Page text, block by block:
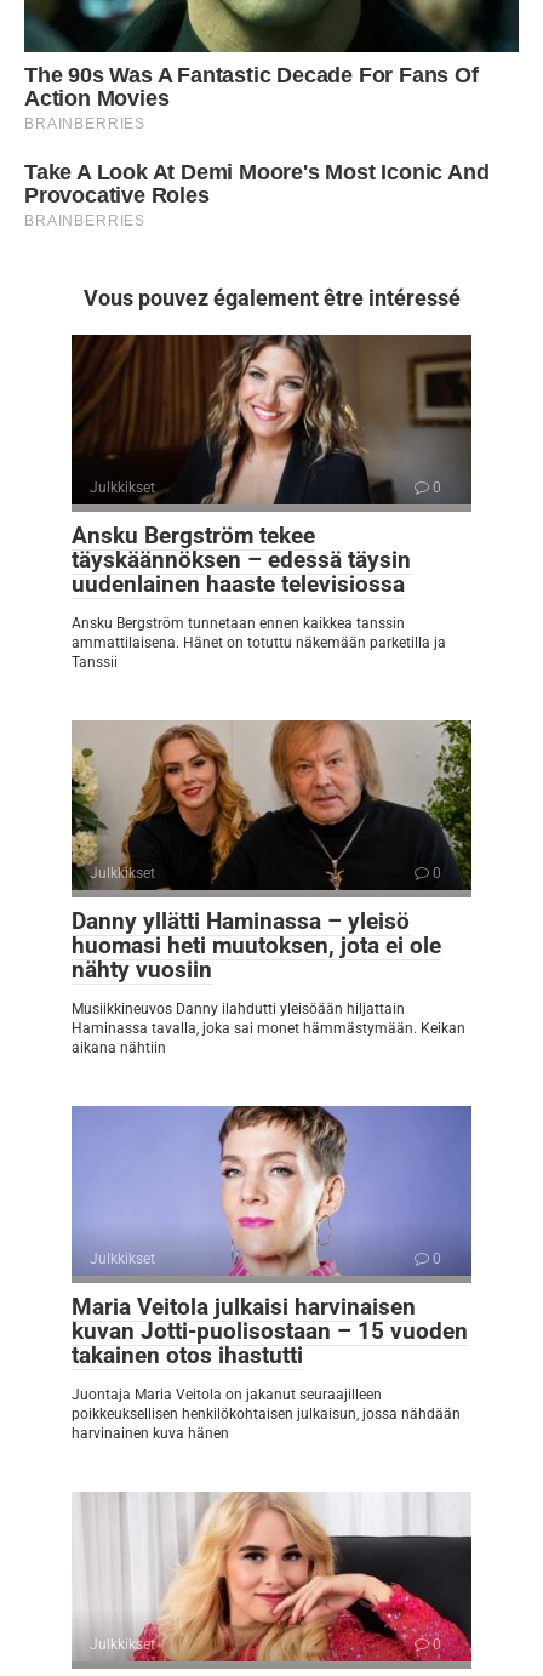
Vous pouvez également être intéressé
Julkkikset 0
Ansku Bergström tekee
täyskäännöksen – edessä täysin
uudenlainen haaste televisiossa
Ansku Bergström tunnetaan ennen kaikkea tanssin
ammattilaisena. Hänet on totuttu näkemään parketilla ja
Tanssii
Julkkikset 0
Danny yllätti Haminassa – yleisö
huomasi heti muutoksen, jota ei ole
nähty vuosiin
Musiikkineuvos Danny ilahdutti yleisöään hiljattain
Haminassa tavalla, joka sai monet hämmästymään. Keikan
aikana nähtiin
Julkkikset 0
Maria Veitola julkaisi harvinaisen
kuvan Jotti-puolisostaan – 15 vuoden
takainen otos ihastutti
Juontaja Maria Veitola on jakanut seuraajilleen
poikkeuksellisen henkilökohtaisen julkaisun, jossa nähdään
harvinainen kuva hänen
Julkkikset 0